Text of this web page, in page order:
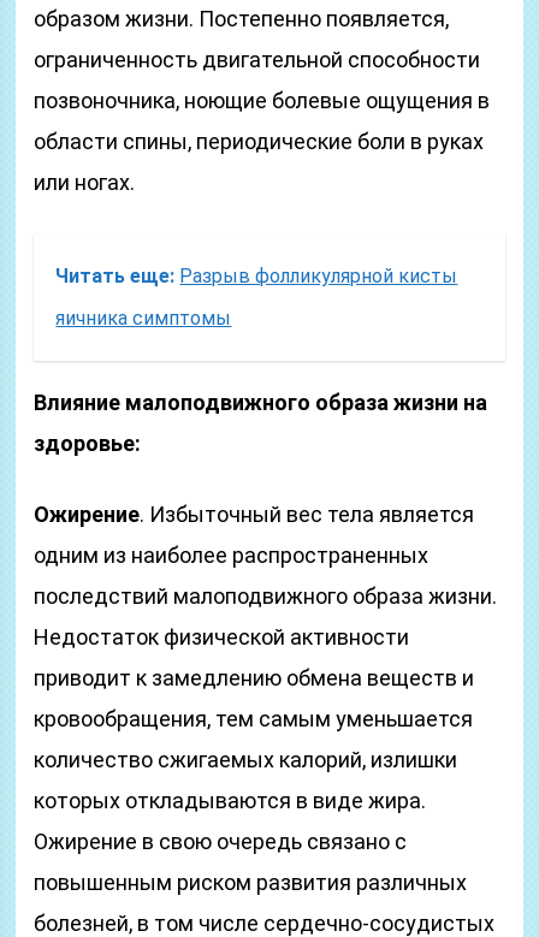
образом жизни. Постепенно появляется,
ограниченность двигательной способности
позвоночника, ноющие болевые ощущения в
области спины, периодические боли в руках
или ногах.
Читать еще: Разрыв фолликулярной кисты
яичника симптомы
Влияние малоподвижного образа жизни на
здоровье:
Ожирение. Избыточный вес тела является
одним из наиболее распространенных
последствий малоподвижного образа жизни.
Недостаток физической активности
приводит к замедлению обмена веществ и
кровообращения, тем самым уменьшается
количество сжигаемых калорий, излишки
которых откладываются в виде жира.
Ожирение в свою очередь связано с
повышенным риском развития различных
болезней, в том числе сердечно-сосудистых